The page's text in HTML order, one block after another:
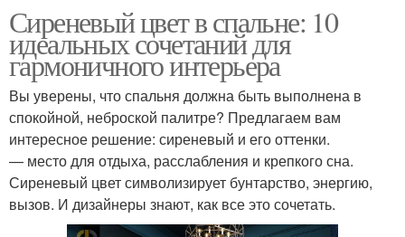
Сиреневый цвет в спальне: 10
идеальных сочетаний для
гармоничного интерьера
Вы уверены, что спальня должна быть выполнена в
спокойной, неброской палитре? Предлагаем вам
интересное решение: сиреневый и его оттенки.
— место для отдыха, расслабления и крепкого сна.
Сиреневый цвет символизирует бунтарство, энергию,
вызов. И дизайнеры знают, как все это сочетать.